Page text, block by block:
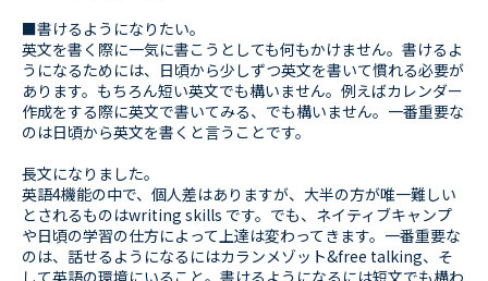
■書けるようになりたい。
英文を書く際に一気に書こうとしても何もかけません。書けるよ
うになるためには、日頃から少しずつ英文を書いて慣れる必要が
あります。もちろん短い英文でも構いません。例えばカレンダー
作成をする際に英文で書いてみる、でも構いません。一番重要な
のは日頃から英文を書くと言うことです。
長文になりました。
英語4機能の中で、個人差はありますが、大半の方が唯一難しい
とされるものはwriting skills です。でも、ネイティブキャンプ
や日頃の学習の仕方によって上達は変わってきます。一番重要な
のは、話せるようになるにはカランメゾット&free talking、そ